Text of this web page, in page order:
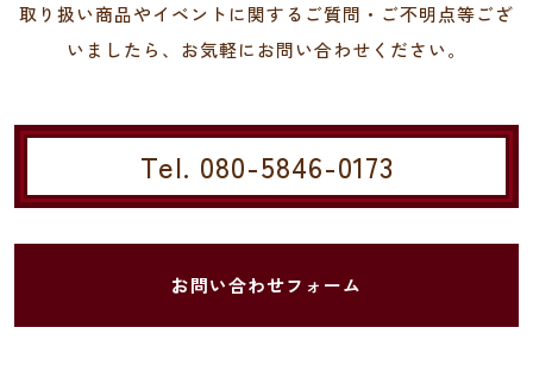
取り扱い商品やイベントに関するご質問・ご不明点等ござ
いましたら、お気軽にお問い合わせください。
Tel. 080-5846-0173
お問い合わせフォーム